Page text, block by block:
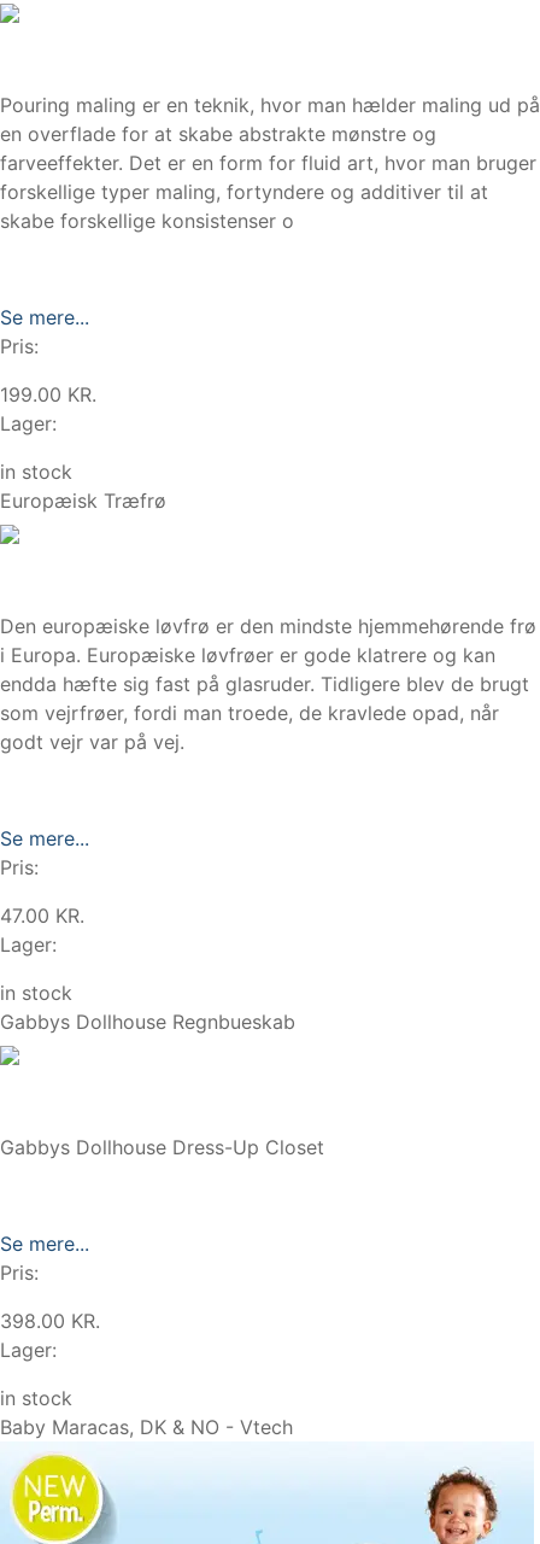
Pouring maling er en teknik, hvor man hælder maling ud på
en overflade for at skabe abstrakte mønstre og
farveeffekter. Det er en form for fluid art, hvor man bruger
forskellige typer maling, fortyndere og additiver til at
skabe forskellige konsistenser o
Se mere...
Pris:
199.00 KR.
Lager:
in stock
Europæisk Træfrø
Den europæiske løvfrø er den mindste hjemmehørende frø
i Europa. Europæiske løvfrøer er gode klatrere og kan
endda hæfte sig fast på glasruder. Tidligere blev de brugt
som vejrfrøer, fordi man troede, de kravlede opad, når
godt vejr var på vej.
Se mere...
Pris:
47.00 KR.
Lager:
in stock
Gabbys Dollhouse Regnbueskab
Gabbys Dollhouse Dress-Up Closet
Se mere...
Pris:
398.00 KR.
Lager:
in stock
Baby Maracas, DK & NO - Vtech